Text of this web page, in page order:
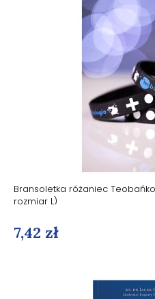
Bransoletka różaniec
rozmiar L)
7,42 zł